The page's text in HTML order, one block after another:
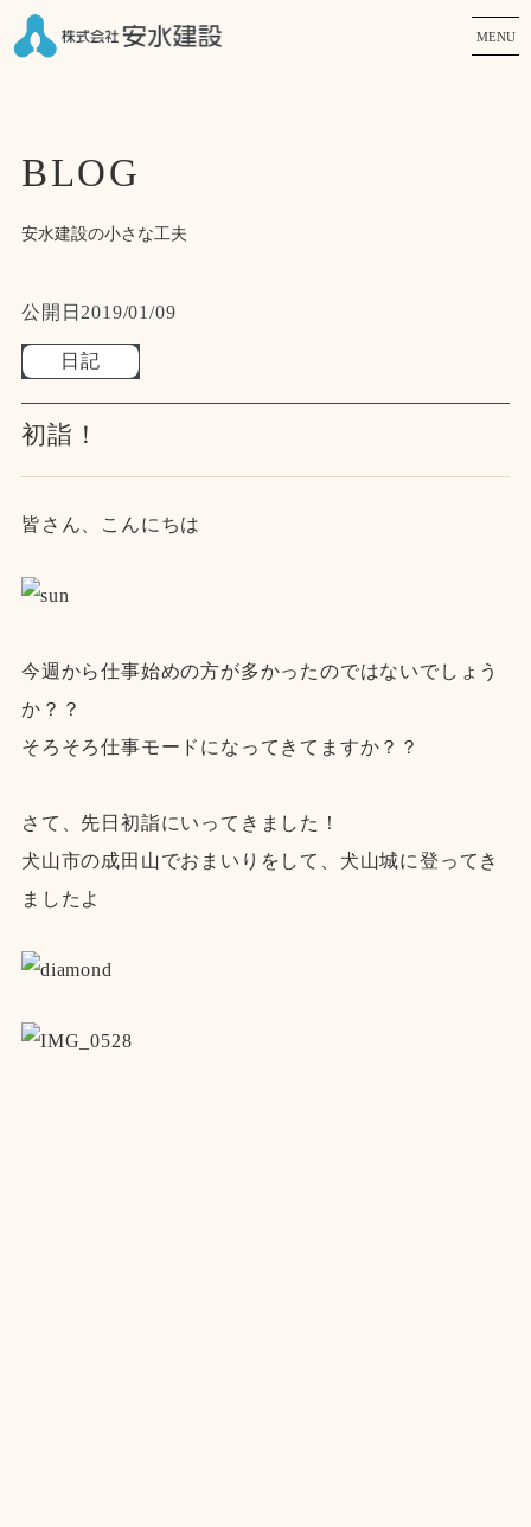
MENU
BLOG
安水建設の小さな工夫
公開日 2019/01/09
日記
初詣！
皆さん、こんにちは
今週から仕事始めの方が多かったのではないでしょう
か？？
そろそろ仕事モードになってきてますか？？
さて、先日初詣にいってきました！
犬山市の成田山でおまいりをして、犬山城に登ってき
ましたよ